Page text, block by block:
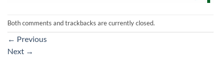
Both comments and trackbacks are currently closed.
← Previous
Next →